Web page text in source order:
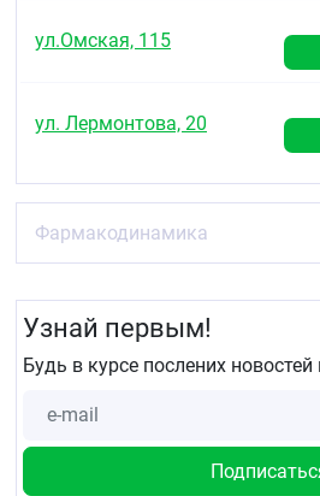
Срок годности
Не использовать после
Условия отпуска из аптек
Без рецепта.
;
ул.Омская, 115
ул. Лермонтова, 20
Фармакодинамика
Узнай первым!
Будь в курсе послених новостей